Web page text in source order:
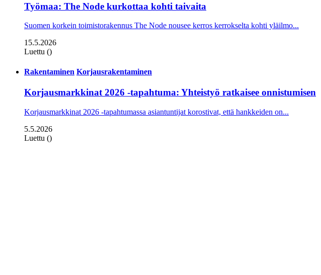
Työmaa: The Node kurkottaa kohti taivaita
Suomen korkein toimistorakennus The Node nousee kerros kerrokselta kohti yläilmo...
15.5.2026
Luettu ()
Rakentaminen Korjausrakentaminen
Korjausmarkkinat 2026 -tapahtuma: Yhteistyö ratkaisee onnistumisen
Korjausmarkkinat 2026 -tapahtumassa asiantuntijat korostivat, että hankkeiden on...
5.5.2026
Luettu ()